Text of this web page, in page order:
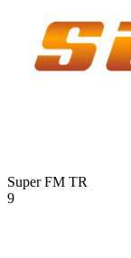
Super FM TR
9